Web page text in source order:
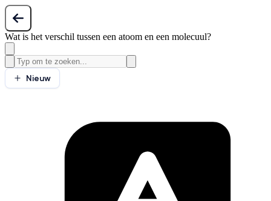
Wat is het verschil tussen een atoom en een molecuul?
Nieuw